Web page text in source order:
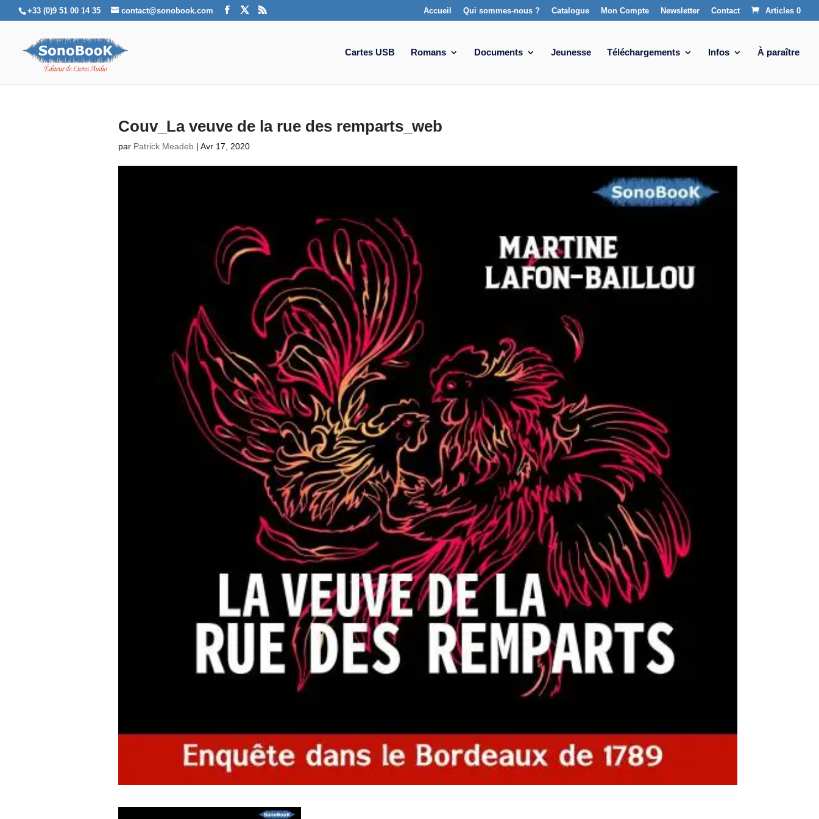
+33 (0)9 51 00 14 35 contact@sonobook.com Accueil Qui sommes-nous ? Catalogue Mon Compte Newsletter Contact Articles 0
Cartes USB Romans Documents Jeunesse Téléchargements Infos À paraître
Couv_La veuve de la rue des remparts_web
par Patrick Meadeb| Avr 17, 2020